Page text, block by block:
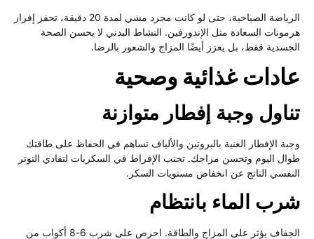
الرياضة الصباحية، حتى لو كانت مجرد مشي لمدة 20 دقيقة، تحفز إفراز
السعادة مثل الإندورفين. النشاط البدني لا يحسن الصحة
فقط، بل يعزز أيضًا المزاج والشعور بالرضا.
غذائية وصحية
وجبة إفطار متوازنة
الإفطار الغنية بالبروتين والألياف تساهم في الحفاظ على طاقتك
اليوم وتحسن مزاجك. تجنب الإفراط في السكريات لتفادي التوتر
الناتج عن انخفاض مستويات السكر.
الماء بانتظام
الجفاف يؤثر على المزاج والطاقة. احرص على شرب 6-8 أكواب من